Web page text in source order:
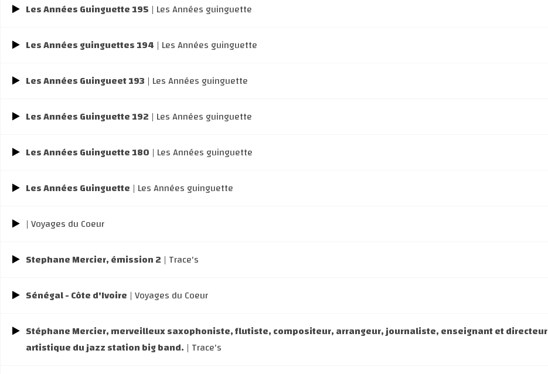
Les Années Guinguette 195 | Les Années guinguette
Les Années guinguettes 194 | Les Années guinguette
Les Années Guingueet 193 | Les Années guinguette
Les Années Guinguette 192 | Les Années guinguette
Les Années Guinguette 180 | Les Années guinguette
Les Années Guinguette | Les Années guinguette
| Voyages du Coeur
Stephane Mercier, émission 2 | Trace's
Sénégal - Côte d'Ivoire | Voyages du Coeur
Stéphane Mercier, merveilleux saxophoniste, flutiste, compositeur, arrangeur, journaliste, enseignant et directeur
artistique du jazz station big band. | Trace's